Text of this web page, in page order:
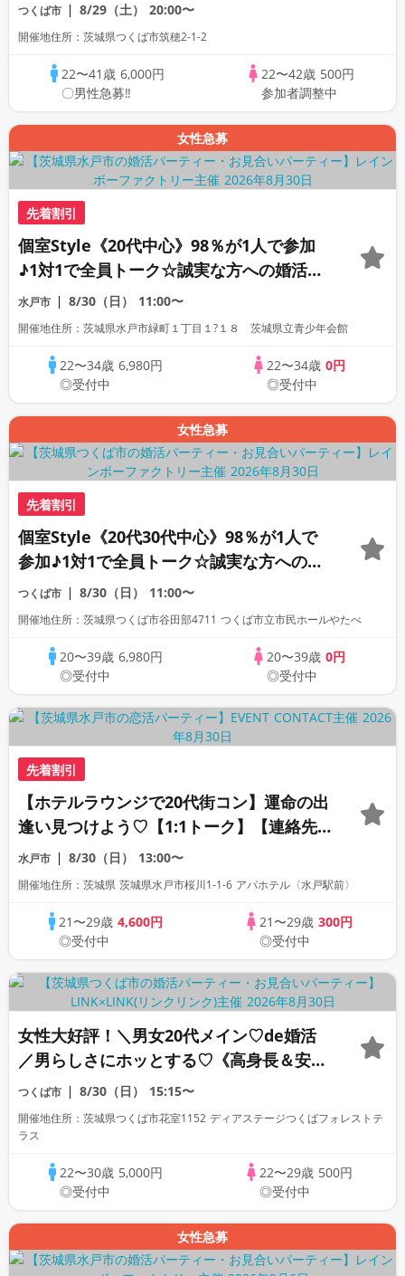
つくば市 8/29（土） 20:00〜
開催地住所：茨城県つくば市筑穂2-1-2
22〜41歳 6,000円
〇男性急募‼
22〜42歳 500円
参加者調整中
女性急募
先着割引
個室Style《20代中心》98％が1人で参加
♪1対1で全員トーク☆誠実な方への婚活パ
ーティー
水戸市 8/30（日） 11:00〜
開催地住所：茨城県水戸市緑町１丁目１?１８ 茨城県立青少年会館
22〜34歳 6,980円
◎受付中
22〜34歳 0円
◎受付中
女性急募
先着割引
個室Style《20代30代中心》98％が1人で
参加♪1対1で全員トーク☆誠実な方への婚
活パーティー
つくば市 8/30（日） 11:00〜
開催地住所：茨城県つくば市谷田部4711 つくば市立市民ホールやたべ
20〜39歳 6,980円
◎受付中
20〜39歳 0円
◎受付中
先着割引
【ホテルラウンジで20代街コン】運命の出
逢い見つけよう♡【1:1トーク】【連絡先
自由交換】
水戸市 8/30（日） 13:00〜
開催地住所：茨城県 茨城県水戸市桜川1-1-6 アパホテル〈水戸駅前〉
21〜29歳4,600円
◎受付中
21〜29歳 300円
◎受付中
女性大好評！＼男女20代メイン♡de婚活
／男らしさにホッとする♡《高身長＆安定
収入》 ＆周囲に優しく穏やかなかた
つくば市 8/30（日） 15:15〜
開催地住所：茨城県つくば市花室1152 ディアステージつくばフォレストテ
ラス
22〜30歳 5,000円
◎受付中
22〜29歳 500円
◎受付中
女性急募